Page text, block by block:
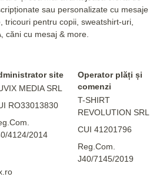
sau personalizate cu mesaje
tricouri pentru copii, sweatshirt-uri,
căni cu mesaj & more.
site
MEDIA SRL
RO33013830
4124/2014
Operator plăți și
comenzi
T-SHIRT
REVOLUTION SRL
CUI 41201796
Reg.Com.
J40/7145/2019